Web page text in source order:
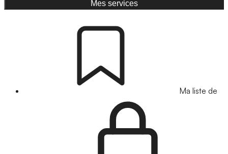
Mes services
Ma liste de